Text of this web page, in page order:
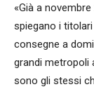
«Già a novembre
spiegano i
consegne a
grandi metropoli
sono gli stessi